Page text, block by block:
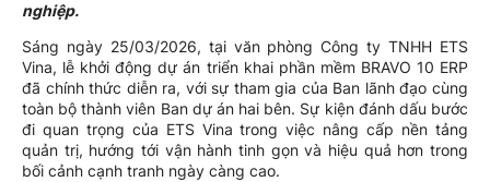
nghiệp.
Sáng ngày 25/03/2026, tại văn phòng Công ty TNHH ETS
Vina, lễ khởi động dự án triển khai phần mềm BRAVO 10 ERP
đã chính thức diễn ra, với sự tham gia của Ban lãnh đạo cùng
toàn bộ thành viên Ban dự án hai bên. Sự kiện đánh dấu bước
đi quan trọng của ETS Vina trong việc nâng cấp nền tảng
quản trị, hướng tới vận hành tinh gọn và hiệu quả hơn trong
bối cảnh cạnh tranh ngày càng cao.